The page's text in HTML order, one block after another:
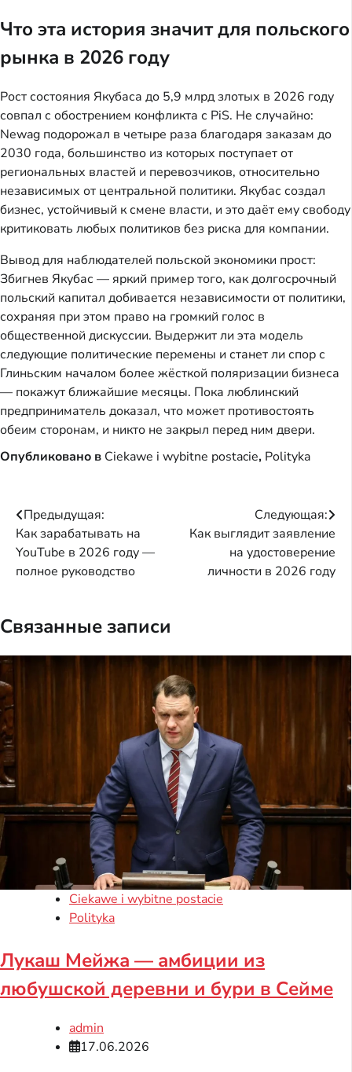
Что эта история значит для польского
рынка в 2026 году
Рост состояния Якубаса до 5,9 млрд злотых в 2026 году
совпал с обострением конфликта с PiS. Не случайно:
Newag подорожал в четыре раза благодаря заказам до
2030 года, большинство из которых поступает от
региональных властей и перевозчиков, относительно
независимых от центральной политики. Якубас создал
бизнес, устойчивый к смене власти, и это даёт ему свободу
критиковать любых политиков без риска для компании.
Вывод для наблюдателей польской экономики прост:
Збигнев Якубас — яркий пример того, как долгосрочный
польский капитал добивается независимости от политики,
сохраняя при этом право на громкий голос в
общественной дискуссии. Выдержит ли эта модель
следующие политические перемены и станет ли спор с
Глиньским началом более жёсткой поляризации бизнеса
— покажут ближайшие месяцы. Пока люблинский
предприниматель доказал, что может противостоять
обеим сторонам, и никто не закрыл перед ним двери.
Опубликовано в Ciekawe i wybitne postacie, Polityka
Навигация
по
записям
Предыдущая:
Как зарабатывать на
YouTube в 2026 году —
полное руководство
Следующая:
Как выглядит заявление
на удостоверение
личности в 2026 году
Связанные записи
Ciekawe i wybitne postacie
Polityka
Лукаш Мейжа — амбиции из
любушской деревни и бури в Сейме
admin
17.06.2026